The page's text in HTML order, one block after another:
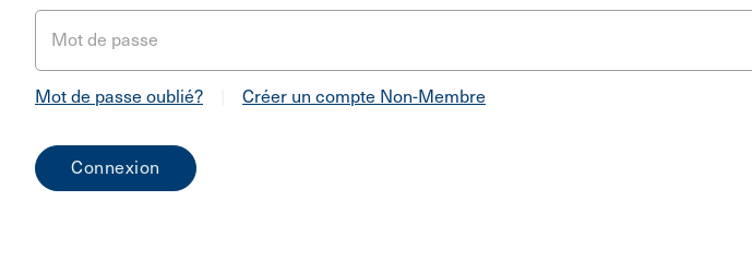
Mot de passe
Mot de passe oublié? Créer un compte Non-Membre